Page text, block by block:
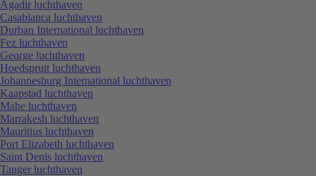
Agadir luchthaven
Casablanca luchthaven
Durban International luchthaven
Fez luchthaven
George luchthaven
Hoedspruit luchthaven
Johannesburg International luchthaven
Kaapstad luchthaven
Mahe luchthaven
Marrakesh luchthaven
Mauritius luchthaven
Port Elizabeth luchthaven
Saint Denis luchthaven
Tanger luchthaven